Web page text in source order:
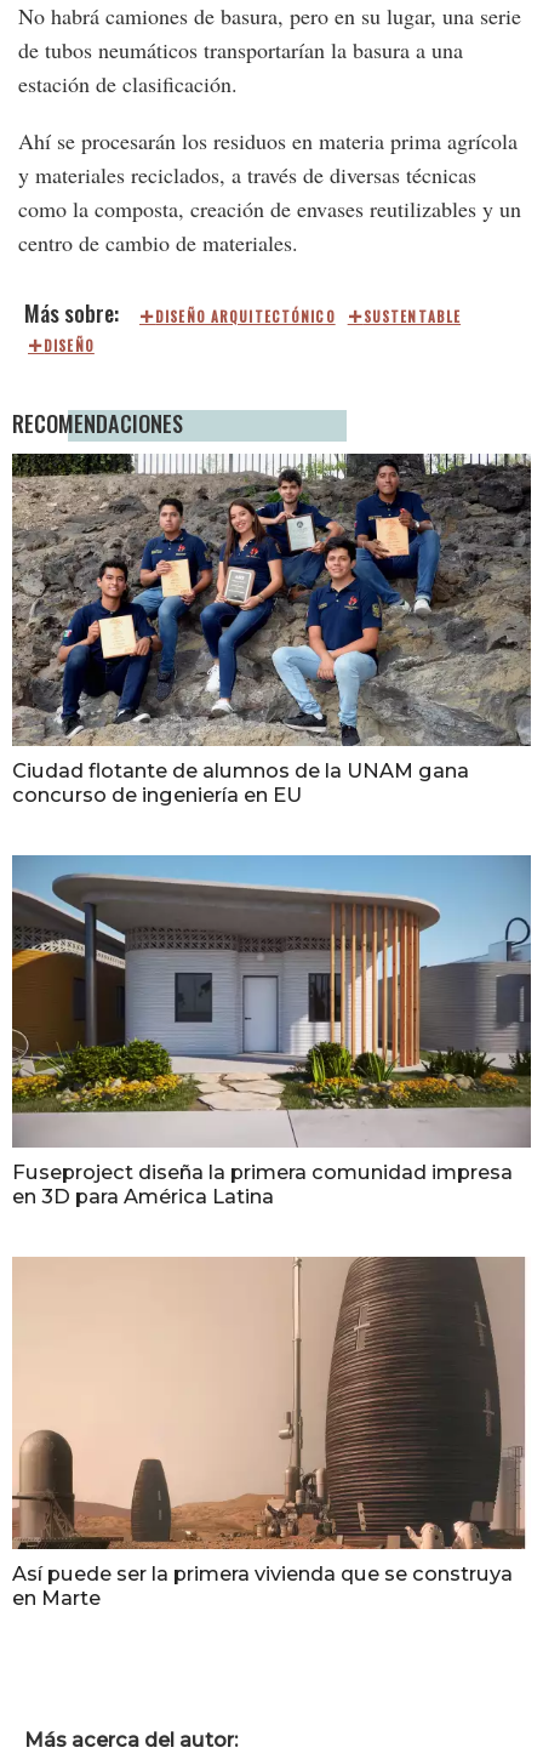
No habrá camiones de basura, pero en su lugar, una serie
de tubos neumáticos transportarían la basura a una
estación de clasificación.
Ahí se procesarán los residuos en materia prima agrícola
y materiales reciclados, a través de diversas técnicas
como la composta, creación de envases reutilizables y un
centro de cambio de materiales.
DISEÑO ARQUITECTÓNICO
SUSTENTABLE
DISEÑO
RECOMENDACIONES
Ciudad flotante de alumnos de la UNAM gana
concurso de ingeniería en EU
Fuseproject diseña la primera comunidad impresa
en 3D para América Latina
Así puede ser la primera vivienda que se construya
en Marte
Más acerca del autor: